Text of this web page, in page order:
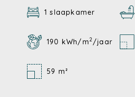
1 slaapkamer
190 kWh/m2 /jaar
59 m²